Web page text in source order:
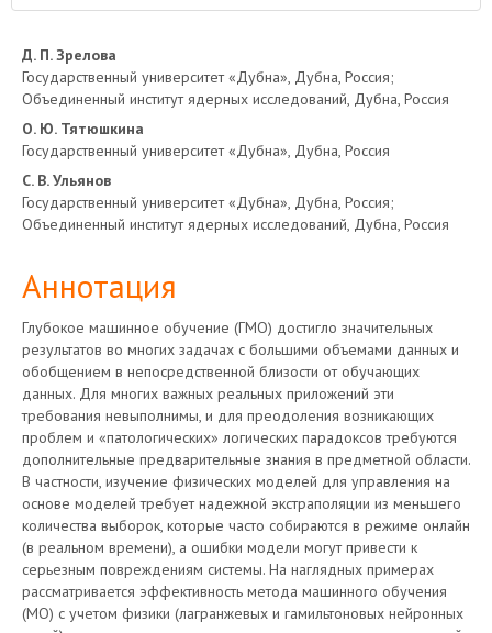
Основное
содержимое
статьи
Д. П. Зрелова
Государственный университет «Дубна», Дубна, Россия;
Объединенный институт ядерных исследований, Дубна, Россия
О. Ю. Тятюшкина
Государственный университет «Дубна», Дубна, Россия
С. В. Ульянов
Государственный университет «Дубна», Дубна, Россия;
Объединенный институт ядерных исследований, Дубна, Россия
Аннотация
Глубокое машинное обучение (ГМО) достигло значительных
результатов во многих задачах с большими объемами данных и
обобщением в непосредственной близости от обучающих
данных. Для многих важных реальных приложений эти
требования невыполнимы, и для преодоления возникающих
проблем и «патологических» логических парадоксов требуются
дополнительные предварительные знания в предметной области.
В частности, изучение физических моделей для управления на
основе моделей требует надежной экстраполяции из меньшего
количества выборок, которые часто собираются в режиме онлайн
(в реальном времени), а ошибки модели могут привести к
серьезным повреждениям системы. На наглядных примерах
рассматривается эффективность метода машинного обучения
(МО) с учетом физики (лагранжевых и гамильтоновых нейронных